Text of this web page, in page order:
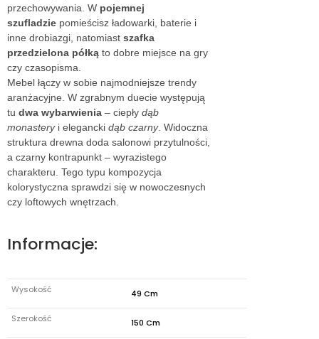
przechowywania. W pojemnej
szufladzie pomieścisz ładowarki, baterie i
inne drobiazgi, natomiast szafka
przedzielona półką to dobre miejsce na gry
czy czasopisma.
Mebel łączy w sobie najmodniejsze trendy
aranżacyjne. W zgrabnym duecie występują
tu dwa wybarwienia – ciepły dąb
monastery i elegancki dąb czarny. Widoczna
struktura drewna doda salonowi przytulności,
a czarny kontrapunkt – wyrazistego
charakteru. Tego typu kompozycja
kolorystyczna sprawdzi się w nowoczesnych
czy loftowych wnętrzach.
Informacje:
Wysokość 49 Cm
Szerokość 150 Cm